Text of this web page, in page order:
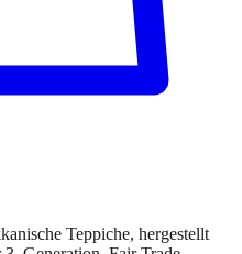
Teppiche, hergestellt